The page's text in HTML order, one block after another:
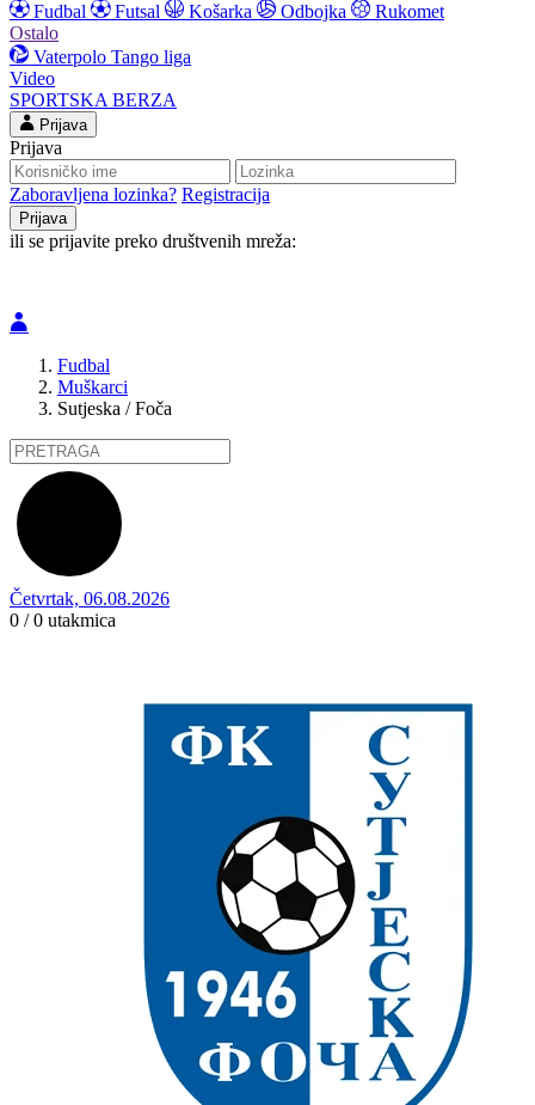
Fudbal
Futsal Košarka Odbojka
Rukomet
Ostalo
Vaterpolo Tango liga
Video
SPORTSKA BERZA
Prijava
Prijava
Zaboravljena lozinka? Registracija
ili se prijavite preko društvenih mreža:
Fudbal
Muškarci
Sutjeska / Foča
Četvrtak, 06.08.2026
0 / 0 utakmica